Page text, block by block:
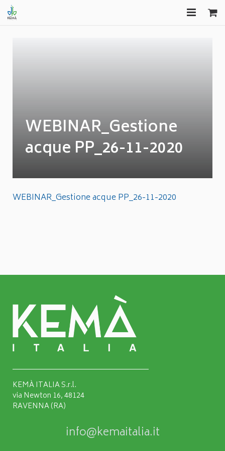
GAS FREE
COMUNICAZIONI
APPROFONDIMENTI
WEBINAR_Gestione
acque PP_26-11-2020
WEBINAR_Gestione acque PP_26-11-2020
KEMÀ ITALIA S.r.l.
via Newton 16, 48124
RAVENNA (RA)
info@kemaitalia.it